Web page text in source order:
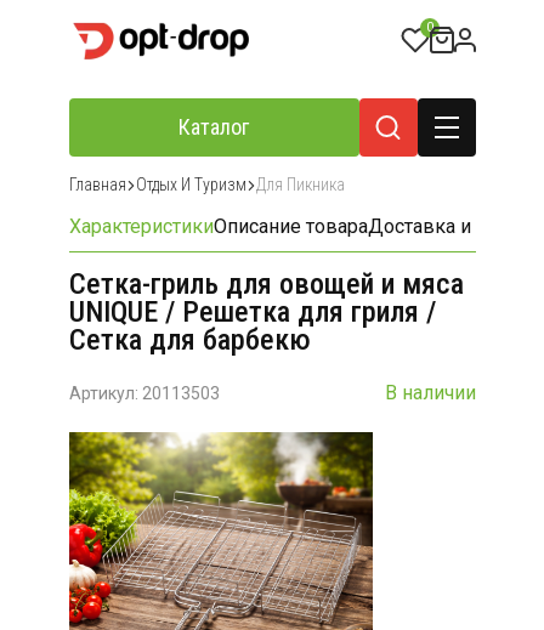
0
Каталог
Главная Отдых И Туризм Для Пикника
ХарактеристикиОписание товараДоставка и оплата
Сетка-гриль для овощей и мяса
UNIQUE / Решетка для гриля /
Сетка для барбекю
Артикул: 20113503 В наличии